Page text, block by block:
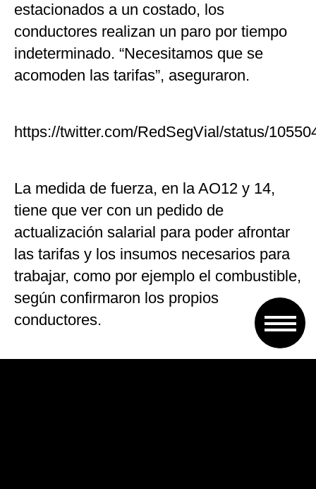
estacionados a un costado, los
conductores realizan un paro por tiempo
indeterminado. “Necesitamos que se
acomoden las tarifas”, aseguraron.
https://twitter.com/RedSegVial/status/
La medida de fuerza, en la AO12 y 14,
tiene que ver con un pedido de
actualización salarial para poder afrontar
las tarifas y los insumos necesarios para
trabajar, como por ejemplo el combustible,
según confirmaron los propios
conductores.